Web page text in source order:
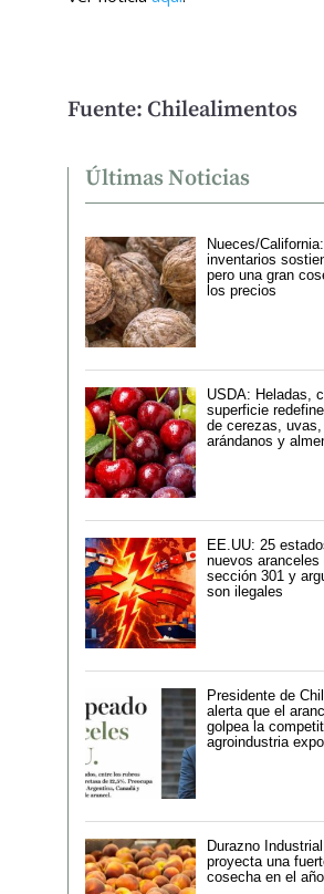
Fuente: Chilealimentos
Últimas Noticias
Nueces/
inventarios
pero una gran
los precios
USDA: Heladas,
superficie
de cerezas,
arándanos y
EE.UU: 25
nuevos aranceles
sección 301 y
son ilegales
Presidente de
alerta que el
golpea la
agroindustria
Durazno
proyecta una
cosecha en el